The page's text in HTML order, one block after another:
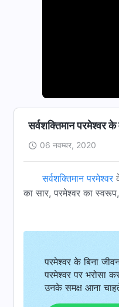
सर्वशक्तिमान परमेश्वर
06 नवम्बर, 2020
सर्वशक्तिमान परमेश्वर
का सार, परमेश्वर का
परमेश्वर के बिना
परमेश्वर पर भरोसा
उनके समक्ष आना